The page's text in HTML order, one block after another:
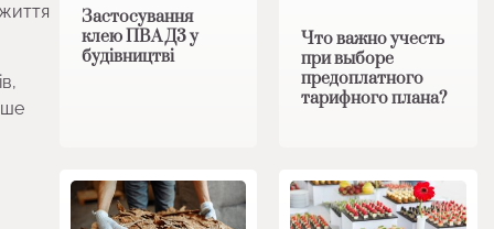
Застосування
клею ПВА Д3 у
будівництві
Что важно учесть
при выборе
предоплатного
тарифного плана?